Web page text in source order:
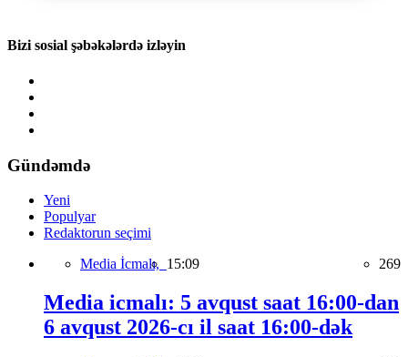
Bizi sosial şəbəkələrdə izləyin
Gündəmdə
Yeni
Populyar
Redaktorun seçimi
Media İcmalı, 15:09 269
Media icmalı: 5 avqust saat 16:00-dan
6 avqust 2026-cı il saat 16:00-dək